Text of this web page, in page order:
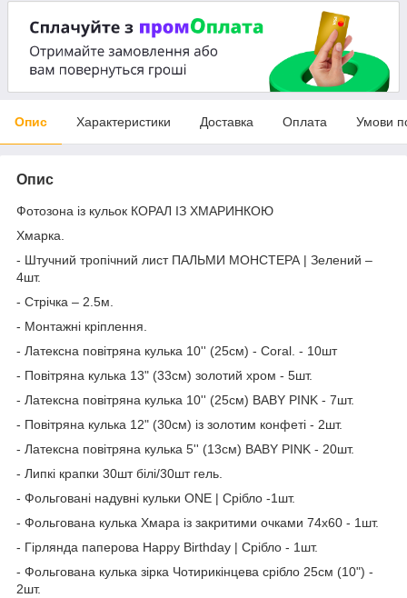
Опис Характеристики Доставка Оплата Умови
Опис
Фотозона із кульок КОРАЛ ІЗ ХМАРИНКОЮ
Хмарка.
- Штучний тропічний лист ПАЛЬМИ МОНСТЕРА | Зелений –
4шт.
- Стрічка – 2.5м.
- Монтажні кріплення.
- Латексна повітряна кулька 10'' (25см) - Сoral. - 10шт
- Повітряна кулька 13" (33см) золотий хром - 5шт.
- Латексна повітряна кулька 10'' (25см) BABY PINK - 7шт.
- Повітряна кулька 12" (30см) із золотим конфеті - 2шт.
- Латексна повітряна кулька 5'' (13см) BABY PINK - 20шт.
- Липкі крапки 30шт білі/30шт гель.
- Фольговані надувні кульки ONE | Срібло -1шт.
- Фольгована кулька Хмара із закритими очками 74x60 - 1шт.
- Гірлянда паперова Happy Birthday | Срібло - 1шт.
- Фольгована кулька зірка Чотирикінцева срібло 25см (10") -
2шт.